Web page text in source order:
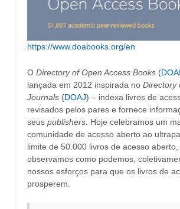
https://www.doabooks.org/en
O Directory of Open Access Books (
lançada em 2012 inspirada no Directory
Journals (DOAJ) – indexa livros de
revisados pelos pares e fornece
seus publishers . Hoje celebramos um
comunidade de acesso aberto ao
limite de 50.000 livros de acesso
observamos como podemos,
nossos esforços para que os livros de
prosperem.